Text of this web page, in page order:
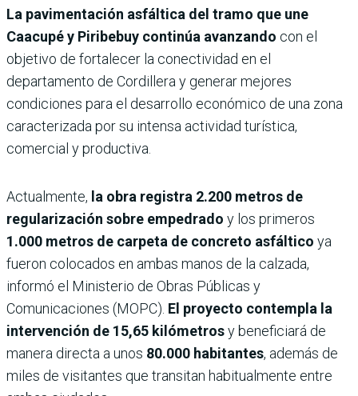
La pavimentación asfáltica del tramo que une
Caacupé y Piribebuy continúa avanzando con el
objetivo de fortalecer la conectividad en el
departamento de Cordillera y generar mejores
condiciones para el desarrollo económico de una zona
caracterizada por su intensa actividad turística,
comercial y productiva.
Actualmente, la obra registra 2.200 metros de
regularización sobre empedrado y los primeros
1.000 metros de carpeta de concreto asfáltico ya
fueron colocados en ambas manos de la calzada,
informó el Ministerio de Obras Públicas y
Comunicaciones (MOPC). El proyecto contempla la
intervención de 15,65 kilómetrosy beneficiará de
manera directa a unos 80.000 habitantes, además de
miles de visitantes que transitan habitualmente entre